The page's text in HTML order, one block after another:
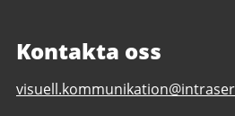
Kontakta oss
E-